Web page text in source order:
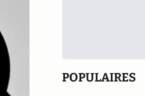
POPULAIRES